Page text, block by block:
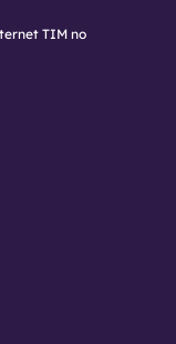
TIM no